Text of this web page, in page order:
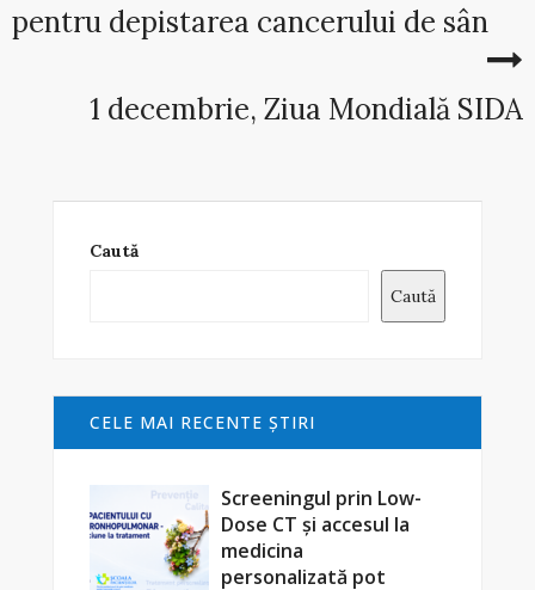
pentru depistarea cancerului de sân
1 decembrie, Ziua Mondială SIDA
Caută
Caută
CELE MAI RECENTE ŞTIRI
Screeningul prin Low-
Dose CT și accesul la
medicina
personalizată pot